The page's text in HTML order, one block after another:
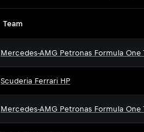
Team
Mercedes-AMG Petronas Formula One
Scuderia Ferrari HP
Mercedes-AMG Petronas Formula One